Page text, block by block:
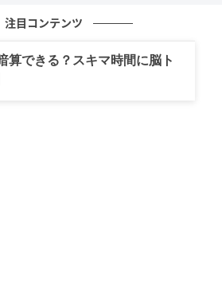
注目コンテンツ
算できる？スキマ時間に脳ト